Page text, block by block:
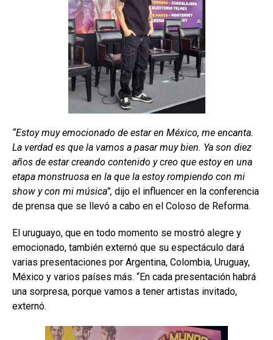
“Estoy muy emocionado de estar en México, me encanta.
La verdad es que la vamos a pasar muy bien. Ya son diez
años de estar creando contenido y creo que estoy en una
etapa monstruosa en la que la estoy rompiendo con mi
show y con mi música”, dijo el influencer en la conferencia
de prensa que se llevó a cabo en el Coloso de Reforma.
El uruguayo, que en todo momento se mostró alegre y
emocionado, también externó que su espectáculo dará
varias presentaciones por Argentina, Colombia, Uruguay,
México y varios países más. “En cada presentación habrá
una sorpresa, porque vamos a tener artistas invitado,
externó.